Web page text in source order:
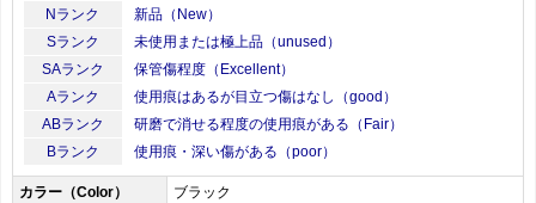
Nランク
新品（New）
Sランク
未使用または極上品（unused）
SAランク
保管傷程度（Excellent）
Aランク
使用痕はあるが目立つ傷はなし（good）
ABランク
研磨で消せる程度の使用痕がある（Fair）
Bランク
使用痕・深い傷がある（poor）
カラー（Color）
ブラック